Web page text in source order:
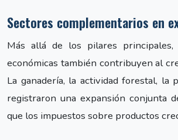
Sectores complementarios en
Más allá de los pilares principales,
económicas también contribuyen al
La ganadería, la actividad forestal, la
registraron una expansión conjunta
que los impuestos sobre productos